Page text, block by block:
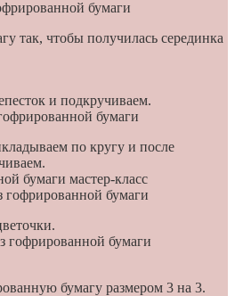
так, чтобы получилась серединка
и подкручиваем.
по кругу и после
бумагу размером 3 на 3.